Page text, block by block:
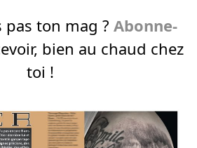
pas ton mag ? Abonne-
bien au chaud chez
toi !